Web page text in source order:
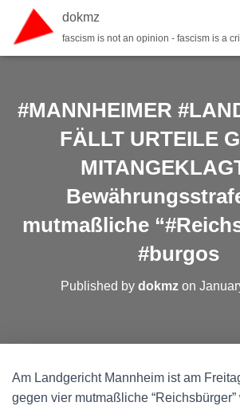
dokmz
fascism is not an opinion - fascism is a
#MANNHEIMER
FÄLLT URTEILE
mutmaßliche
#burgos
Published by dokmzon
Am Landgericht Mannheim ist am
gegen vier mutmaßliche “Reichsbürger”